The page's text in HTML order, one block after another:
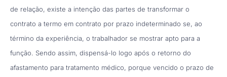
de relação, existe a intenção das partes de transformar o
contrato a termo em contrato por prazo indeterminado se, ao
término da experiência, o trabalhador se mostrar apto para a
função. Sendo assim, dispensá-lo logo após o retorno do
afastamento para tratamento médico, porque vencido o prazo de